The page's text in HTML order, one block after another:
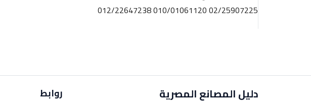
02/25907225 010/01061120 012/22647238
دليل المصانع المصرية روابط